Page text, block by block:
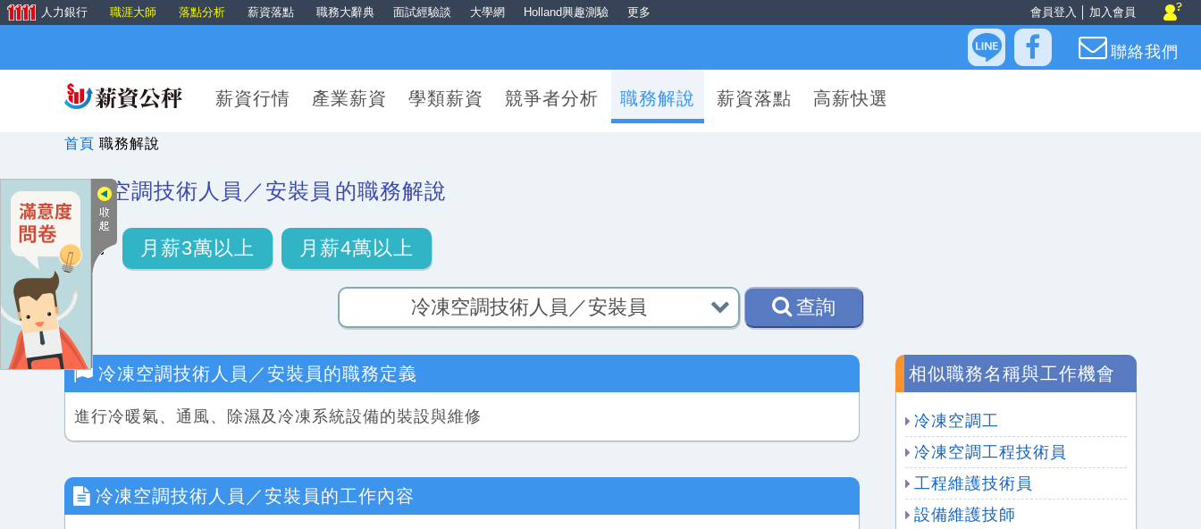
會員登入 加入會員
人力銀行 職涯大師 落點分析 薪資落點 職務大辭典 面試經驗談 大學網 Holland興趣測驗 更多
聯絡我們
薪資行情 產業薪資 學類薪資 競爭者分析 職務解說 薪資落點 高薪快選
首頁 職務解說
冷凍空調技術人員／安裝員 的職務解說
月薪3萬以上 月薪4萬以上
查詢
冷凍空調技術人員／安裝員 的職務定義
進行冷暖氣、通風、除濕及冷凍系統設備的裝設與維修
冷凍空調技術人員／安裝員 的工作內容
相似職務名稱與工作機會
冷凍空調工
冷凍空調工程技術員
工程維護技術員
設備維護技師